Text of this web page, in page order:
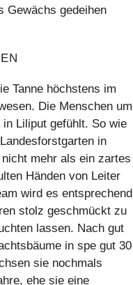
Gewächs gedeihen
Tanne höchstens im
Die Menschen um
Liliput gefühlt. So wie
in
mehr als ein zartes
Händen von Leiter
wird es entsprechend
stolz geschmückt zu
lassen. Nach gut
in spe gut 30
sie nochmals
ehe sie eine